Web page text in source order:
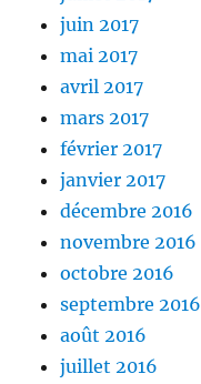
juin 2017
mai 2017
avril 2017
mars 2017
février 2017
janvier 2017
décembre 2016
novembre 2016
octobre 2016
septembre 2016
août 2016
juillet 2016